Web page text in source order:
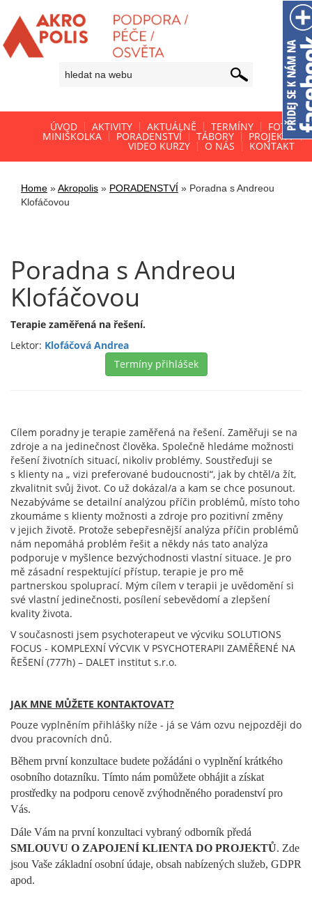
ÚVOD AKTIVITY AKTUÁLNĚ TERMÍNY FOTO
MINIŠKOLKA PORADENSTVÍ TÁBORY PROJEKTY
VIDEO KURZY O NÁS KONTAKT
Home »Akropolis » PORADENSTVÍ » Poradna s Andreou
Klofáčovou
Poradna s Andreou
Klofáčovou
Terapie zaměřená na řešení.
Lektor: Klofáčová Andrea
Termíny přihlášek
Cílem poradny je terapie zaměřená na řešení. Zaměřuji se na
zdroje a na jedinečnost člověka. Společně hledáme možnosti
řešení životních situací, nikoliv problémy. Soustřeďuji se
s klienty na „ vizi preferované budoucnosti“, jak by chtěl/a žít,
zkvalitnit svůj život. Co už dokázal/a a kam se chce posunout.
Nezabýváme se detailní analýzou příčin problémů, místo toho
zkoumáme s klienty možnosti a zdroje pro pozitivní změny
v jejich životě. Protože sebepřesnější analýza příčin problémů
nám nepomáhá problém řešit a někdy nás tato analýza
podporuje v myšlence bezvýchodnosti vlastní situace. Je pro
mě zásadní respektující přístup, terapie je pro mě
partnerskou spoluprací. Mým cílem v terapii je uvědomění si
své vlastní jedinečnosti, posílení sebevědomí a zlepšení
kvality života.
V současnosti jsem psychoterapeut ve výcviku SOLUTIONS
FOCUS - KOMPLEXNÍ VÝCVIK V PSYCHOTERAPII ZAMĚŘENÉ NA
ŘEŠENÍ (777h) – DALET institut s.r.o.
JAK MNE MŮŽETE KONTAKTOVAT?
Pouze vyplněním přihlášky níže - já se Vám ozvu nejpozději do
dvou pracovních dnů.
Během první konzultace budete požádáni o vyplnění krátkého
osobního dotazníku. Tímto nám pomůžete obhájit a získat
prostředky na podporu cenově zvýhodněného poradenství pro
Vás.
Dále Vám na první konzultaci vybraný odborník předá
SMLOUVU O ZAPOJENÍ KLIENTA DO PROJEKTŮ. Zde
jsou Vaše základní osobní údaje, obsah nabízených služeb, GDPR
apod.